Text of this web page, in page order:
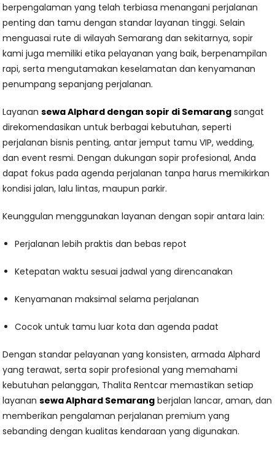
berpengalaman yang telah terbiasa menangani perjalanan
penting dan tamu dengan standar layanan tinggi. Selain
menguasai rute di wilayah Semarang dan sekitarnya, sopir
kami juga memiliki etika pelayanan yang baik, berpenampilan
rapi, serta mengutamakan keselamatan dan kenyamanan
penumpang sepanjang perjalanan.
Layanansewa Alphard dengan sopir di Semarang sangat
direkomendasikan untuk berbagai kebutuhan, seperti
perjalanan bisnis penting, antar jemput tamu VIP, wedding,
dan event resmi. Dengan dukungan sopir profesional, Anda
dapat fokus pada agenda perjalanan tanpa harus memikirkan
kondisi jalan, lalu lintas, maupun parkir.
Keunggulan menggunakan layanan dengan sopir antara lain:
Perjalanan lebih praktis dan bebas repot
Ketepatan waktu sesuai jadwal yang direncanakan
Kenyamanan maksimal selama perjalanan
Cocok untuk tamu luar kota dan agenda padat
Dengan standar pelayanan yang konsisten, armada Alphard
yang terawat, serta sopir profesional yang memahami
kebutuhan pelanggan, Thalita Rentcar memastikan setiap
layanansewa Alphard Semarang berjalan lancar, aman, dan
memberikan pengalaman perjalanan premium yang
sebanding dengan kualitas kendaraan yang digunakan.